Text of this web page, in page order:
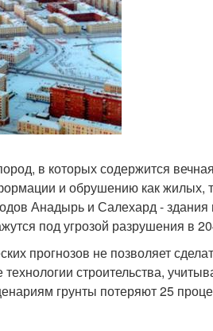
в которых содержится вечная
и обрушению как жилых,
Анадырь и Салехард - здания
под угрозой разрушения в
прогнозов не позволяет
строительства,
грунты потеряют 25